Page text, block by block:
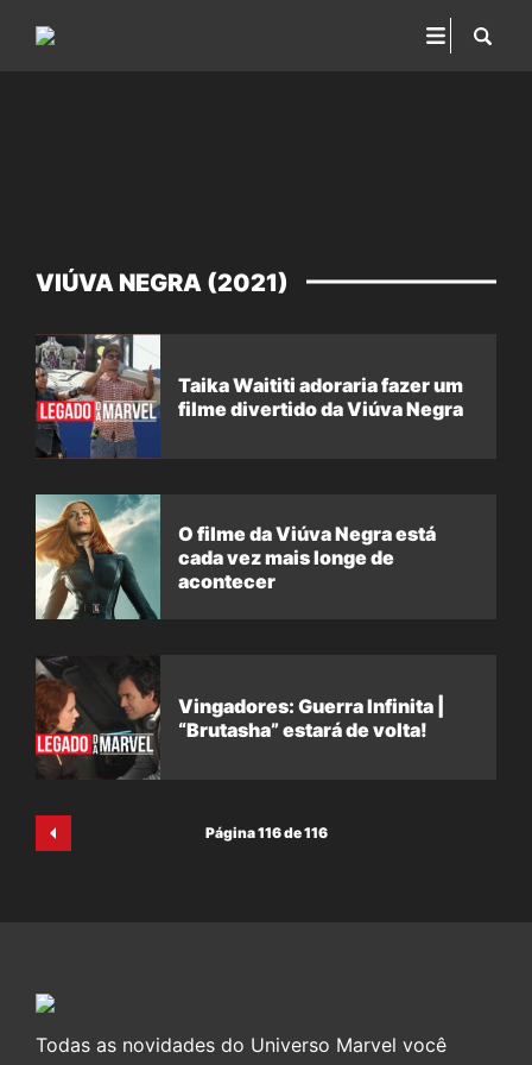
VIÚVA NEGRA (2021)
Taika Waititi adoraria fazer um
filme divertido da Viúva Negra
O filme da Viúva Negra está
cada vez mais longe de
acontecer
Vingadores: Guerra Infinita |
“Brutasha” estará de volta!
Página 116 de 116
Todas as novidades do Universo Marvel você